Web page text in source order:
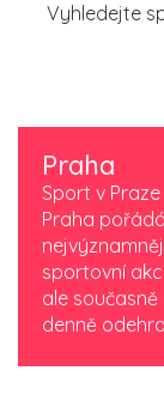
Vyhledejte
Praha
Sport v
Praha pořádá
sportovní
ale současně
denně